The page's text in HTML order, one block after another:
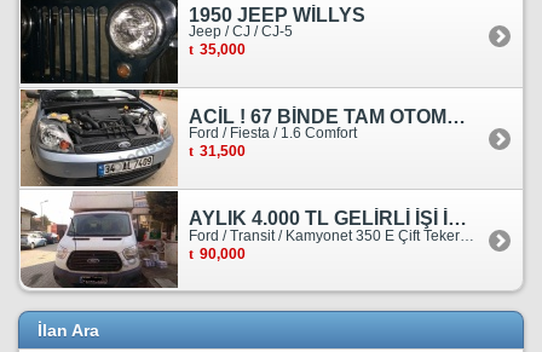
1950 JEEP WİLLYS
Jeep / CJ / CJ-5
35,000
ACİL ! 67 BİNDE TAM OTOMATİK FORD FİESTA
Ford / Fiesta / 1.6 Comfort
31,500
AYLIK 4.000 TL GELİRLİ İŞİ İLE BİRLİKTE SATILIKTIR.
90,000
İlan Ara